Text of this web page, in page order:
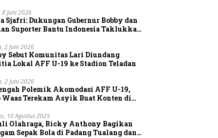
8 Juni 2026
Sjafri: Dukungan Gubernur Bobby dan
Suporter Bantu Indonesia Taklukkan
2 Juni 2026
Sebut Komunitas Lari Diundang
Lokal AFF U-19 ke Stadion Teladan
2 Juni 2026
Polemik Akomodasi AFF U-19,
Waas Terekam Asyik Buat Konten di
10 Agustus 2025
Olahraga, Ricky Anthony Bagikan
Sepak Bola di Padang Tualang dan